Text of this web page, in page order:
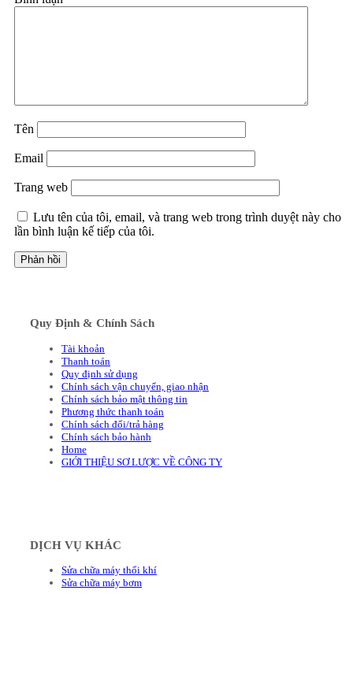
Tên
Email
Trang web
Lưu tên của tôi, email, và trang web trong trình duyệt này cho
lần bình luận kế tiếp của tôi.
Quy Định & Chính Sách
Tài khoản
Thanh toán
Quy định sử dụng
Chính sách vận chuyển, giao nhận
Chính sách bảo mật thông tin
Phương thức thanh toán
Chính sách đổi/trả hàng
Chính sách bảo hành
Home
GIỚI THIỆU SƠ LƯỢC VỀ CÔNG TY
DỊCH VỤ KHÁC
Sửa chữa máy thổi khí
Sửa chữa máy bơm